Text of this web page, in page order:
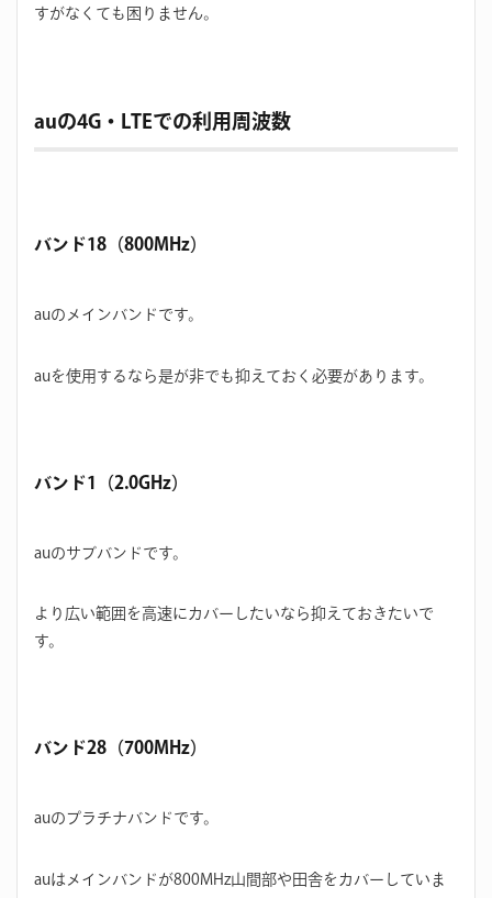
すがなくても困りません。
auの4G・LTEでの利用周波数
バンド18（800MHz）
auのメインバンドです。
auを使用するなら是が非でも抑えておく必要があります。
バンド1（2.0GHz）
auのサブバンドです。
より広い範囲を高速にカバーしたいなら抑えておきたいで
す。
バンド28（700MHz）
auのプラチナバンドです。
auはメインバンドが800MHz山間部や田舎をカバーしていま